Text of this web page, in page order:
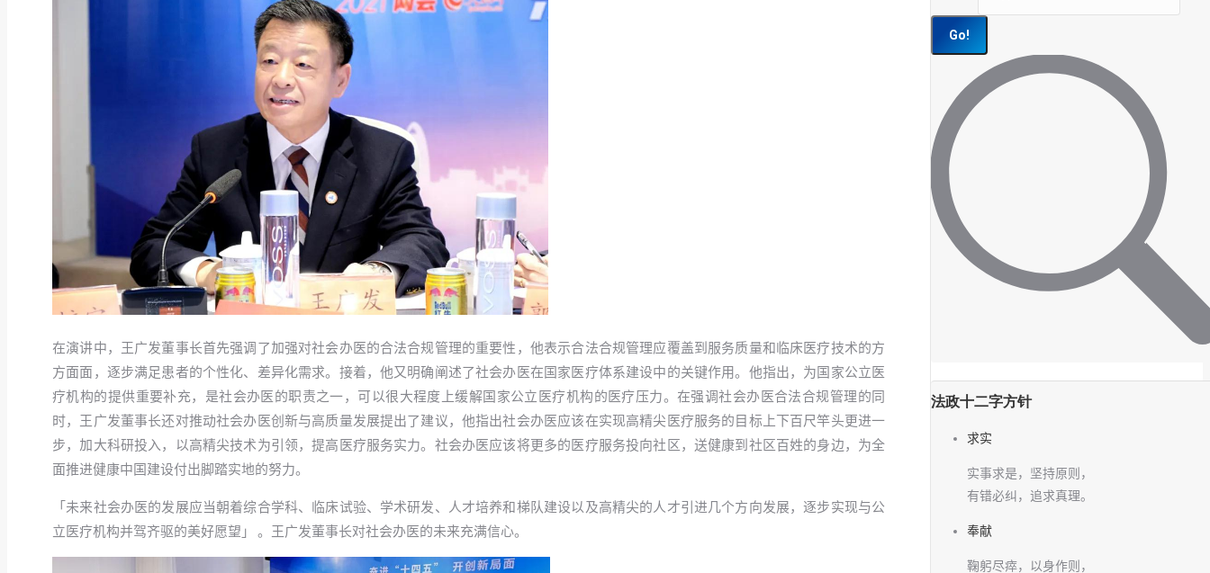
在演讲中，王广发董事长首先强调了加强对社会办医的合法合规管理的重要性，他表示合法合规管理应覆盖到服务质量和临床医疗技术的方
方面面，逐步满足患者的个性化、差异化需求。接着，他又明确阐述了社会办医在国家医疗体系建设中的关键作用。他指出，为国家公立医
疗机构的提供重要补充，是社会办医的职责之一，可以很大程度上缓解国家公立医疗机构的医疗压力。在强调社会办医合法合规管理的同
时，王广发董事长还对推动社会办医创新与高质量发展提出了建议，他指出社会办医应该在实现高精尖医疗服务的目标上下百尺竿头更进一
步，加大科研投入，以高精尖技术为引领，提高医疗服务实力。社会办医应该将更多的医疗服务投向社区，送健康到社区百姓的身边，为全
面推进健康中国建设付出脚踏实地的努力。
「未来社会办医的发展应当朝着综合学科、临床试验、学术研发、人才培养和梯队建设以及高精尖的人才引进几个方向发展，逐步实现与公
立医疗机构并驾齐驱的美好愿望」 。王广发董事长对社会办医的未来充满信心。
法政十二字方针
求实
实事求是，坚持原则，
有错必纠，追求真理。
奉献
鞠躬尽瘁，以身作则，